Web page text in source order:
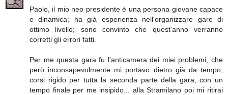
Paolo, il mio neo presidente è una persona giovane capace
e dinamica; ha già esperienza nell'organizzare gare di
ottimo livello; sono convinto che quest'anno verranno
corretti gli errori fatti.
Per me questa gara fu l'anticamera dei miei problemi, che
però inconsapevolmente mi portavo dietro già da tempo;
corsi rigido per tutta la seconda parte della gara, con un
tempo finale per me insipido... alla Stramilano poi mi ritirai